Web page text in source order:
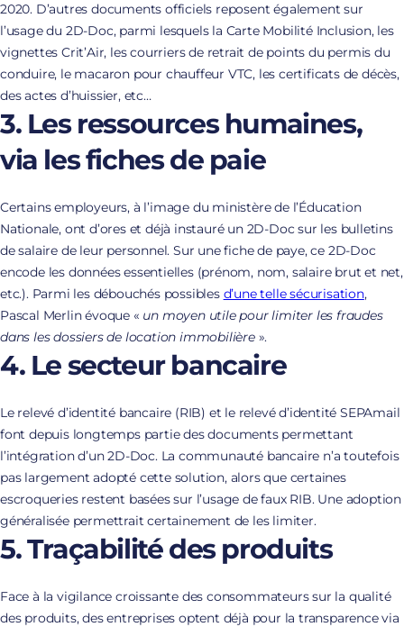
2020. D’autres documents officiels reposent également sur
l’usage du 2D-Doc, parmi lesquels la Carte Mobilité Inclusion, les
vignettes Crit’Air, les courriers de retrait de points du permis du
conduire, le macaron pour chauffeur VTC, les certificats de décès,
des actes d’huissier, etc…
3. Les ressources humaines,
via les fiches de paie
Certains employeurs, à l’image du ministère de l’Éducation
Nationale, ont d’ores et déjà instauré un 2D-Doc sur les bulletins
de salaire de leur personnel. Sur une fiche de paye, ce 2D-Doc
encode les données essentielles (prénom, nom, salaire brut et net,
etc.). Parmi les débouchés possibles d’une telle sécurisation,
Pascal Merlin évoque « un moyen utile pour limiter les fraudes
dans les dossiers de location immobilière».
4. Le secteur bancaire
Le relevé d’identité bancaire (RIB) et le relevé d’identité SEPAmail
font depuis longtemps partie des documents permettant
l’intégration d’un 2D-Doc. La communauté bancaire n’a toutefois
pas largement adopté cette solution, alors que certaines
escroqueries restent basées sur l’usage de faux RIB. Une adoption
généralisée permettrait certainement de les limiter.
5. Traçabilité des produits
Face à la vigilance croissante des consommateurs sur la qualité
des produits, des entreprises optent déjà pour la transparence via